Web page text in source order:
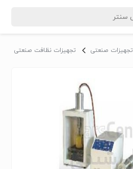
تجهیزات صنعتی تجهیزات نظافت صنعتی